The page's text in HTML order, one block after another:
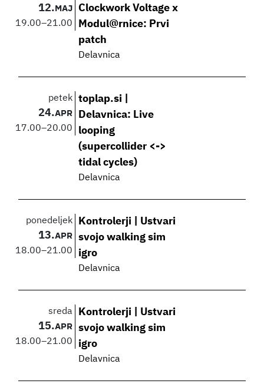
12. MAJ
19.00–21.00
Clockwork Voltage x
Modul@rnice: Prvi
patch
Delavnica
petek
24.APR
17.00–20.00
toplap.si |
Delavnica: Live
looping
(supercollider <->
tidal cycles)
Delavnica
ponedeljek
13.APR
18.00–21.00
Kontrolerji | Ustvari
svojo walking sim
igro
Delavnica
sreda
15.APR
18.00–21.00
Kontrolerji | Ustvari
svojo walking sim
igro
Delavnica